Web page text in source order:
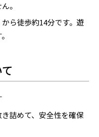
。
ら徒歩約14分です。遊
詰めて、安全性を確保